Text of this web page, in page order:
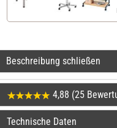
Beschreibung schließen
4,88 (25
Technische Daten